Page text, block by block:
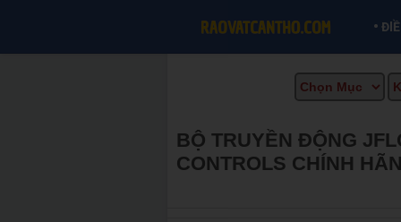
•
BỘ TRUYỀN ĐỘNG
CONTROLS CHÍNH